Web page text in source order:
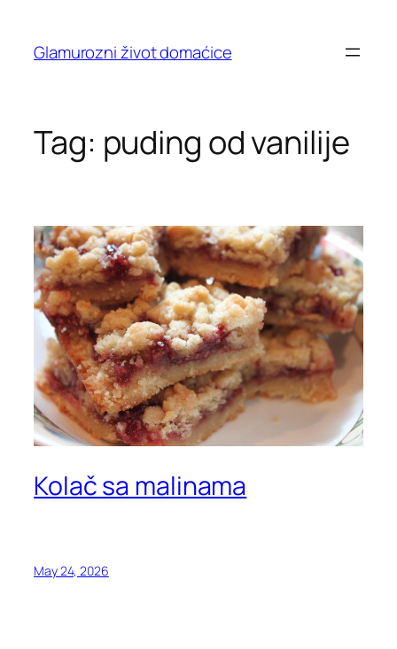
content
Glamurozni život domaćice
Tag: puding od vanilije
Kolač sa malinama
May 24, 2026